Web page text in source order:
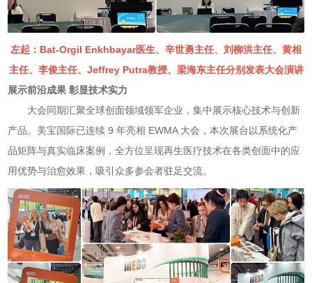
左起：Bat‑Orgil Enkhbayar医生、辛世勇主任、刘柳洪主任、黄相
主任、李俊主任、Jeffrey Putra教授、梁海东主任分别发表大会演讲
展示前沿成果 彰显技术实力
大会同期汇聚全球创面领域领军企业，集中展示核心技术与创新
产品。美宝国际已连续 9 年亮相 EWMA 大会，本次展台以系统化产
品矩阵与真实临床案例，全方位呈现再生医疗技术在各类创面中的应
用优势与治愈效果，吸引众多参会者驻足交流。